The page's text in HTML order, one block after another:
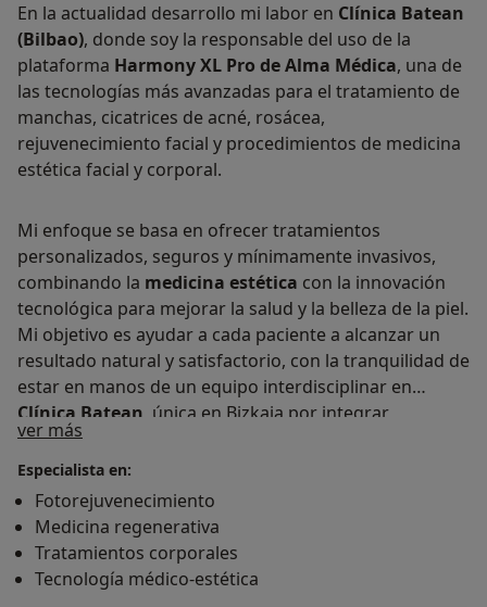
En la actualidad desarrollo mi labor en Clínica Batean
(Bilbao), donde soy la responsable del uso de la
plataforma Harmony XL Pro de Alma Médica, una de
las tecnologías más avanzadas para el tratamiento de
manchas, cicatrices de acné, rosácea,
rejuvenecimiento facial y procedimientos de medicina
estética facial y corporal.
Mi enfoque se basa en ofrecer tratamientos
personalizados, seguros y mínimamente invasivos,
combinando la medicina estética con la innovación
tecnológica para mejorar la salud y la belleza de la piel.
Mi objetivo es ayudar a cada paciente a alcanzar un
resultado natural y satisfactorio, con la tranquilidad de
estar en manos de un equipo interdisciplinar en
Clínica Batean , única en Bizkaia por integrar
anestesista, fisioterapeuta y psiquiatra junto al área de
medicina estética.
ver más
Especialista en:
Fotorejuvenecimiento
Medicina regenerativa
Tratamientos corporales
Tecnología médico-estética